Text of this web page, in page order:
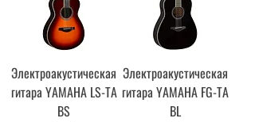
Электроакустическая
гитара YAMAHA LS-TA
BS
Электроакустическая
гитара YAMAHA FG-TA
BL